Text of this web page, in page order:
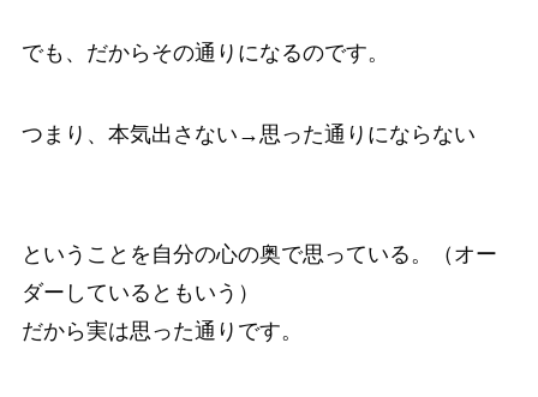
でも、だからその通りになるのです。
つまり、本気出さない→思った通りにならない
ということを自分の心の奥で思っている。（オー
ダーしているともいう）
だから実は思った通りです。